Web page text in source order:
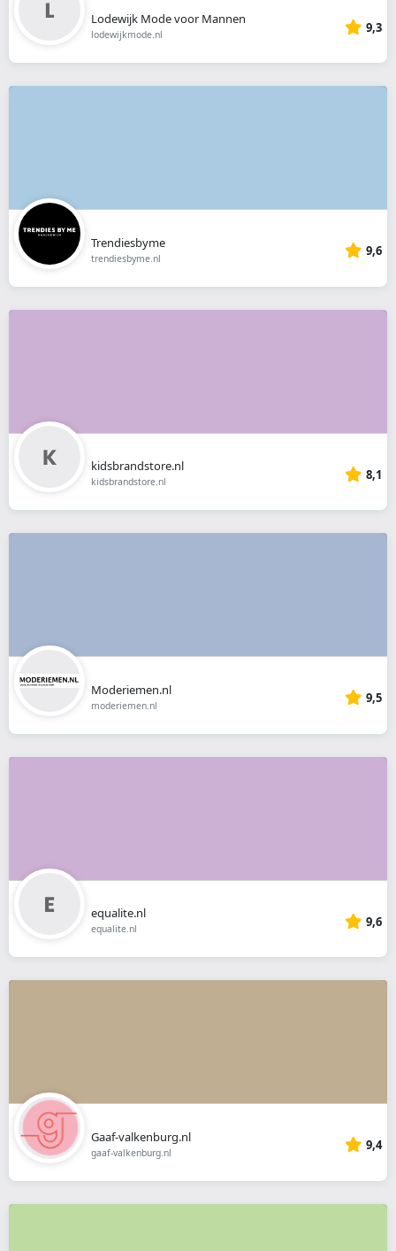
Lodewijk Mode voor Mannen
lodewijkmode.nl 9,3
Trendiesbyme
trendiesbyme.nl 9,6
kidsbrandstore.nl
kidsbrandstore.nl 8,1
Moderiemen.nl
moderiemen.nl 9,5
equalite.nl
equalite.nl 9,6
Gaaf-valkenburg.nl
gaaf-valkenburg.nl 9,4